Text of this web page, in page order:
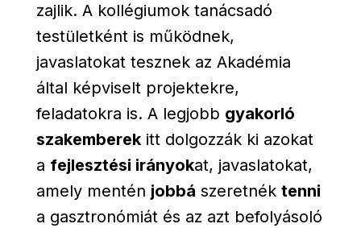
zajlik. A kollégiumok tanácsadó
testületként is működnek,
javaslatokat tesznek az Akadémia
által képviselt projektekre,
feladatokra is. A legjobb gyakorló
szakemberekitt dolgozzák ki azokat
a fejlesztési irányokat, javaslatokat,
amely mentén jobbá szeretnék tenni
a gasztronómiát és az azt befolyásoló